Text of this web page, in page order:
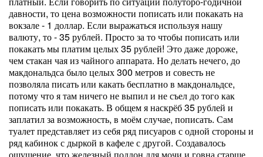
давности, то цена возможности пописать или покакать на
вокзале - 1 доллар. Если выражаться используя нашу
валюту, то - 35 рублей. Просто за то чтобы пописать или
покакать мы платим целых 35 рублей! Это даже дороже,
чем стакан чая из чайного аппарата. Но делать нечего, до
макдональдса было целых 300 метров и совесть не
позволяла писать или какать бесплатно в макдональдсе,
потому что я там ничего не выпил и не съел до того как
пописать или покакать. В общем я наскрёб 35 рублей и
заплатил за возможность, в моём случае, пописать. Сам
туалет представляет из себя ряд писуаров с одной стороны и
ряд кабинок с дыркой в кафеле с другой. Создавалось
ощущение, что железный поддон для мочи и говна старше